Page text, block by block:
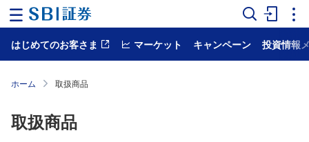
ー
ー
ケ
ッ
はじめてのお客さま マーケット キャンペーン 投資情報
ホーム 取扱商品
取扱商品